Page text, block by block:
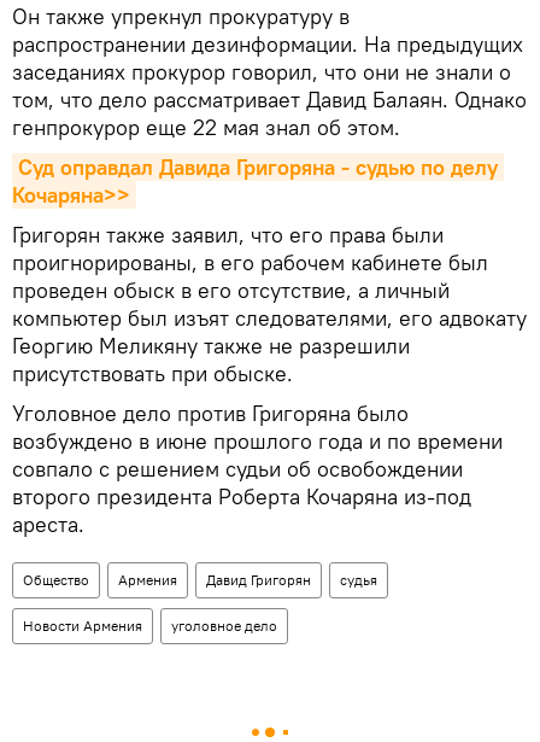
Он также упрекнул прокуратуру в
распространении дезинформации. На предыдущих
заседаниях прокурор говорил, что они не знали о
том, что дело рассматривает Давид Балаян. Однако
генпрокурор еще 22 мая знал об этом.
Суд оправдал Давида Григоряна - судью по делу
Кочаряна>>
Григорян также заявил, что его права были
проигнорированы, в его рабочем кабинете был
проведен обыск в его отсутствие, а личный
компьютер был изъят следователями, его адвокату
Георгию Меликяну также не разрешили
присутствовать при обыске.
Уголовное дело против Григоряна было
возбуждено в июне прошлого года и по времени
совпало с решением судьи об освобождении
второго президента Роберта Кочаряна из-под
ареста.
Общество Армения Давид Григорян судья
Новости Армения уголовное дело